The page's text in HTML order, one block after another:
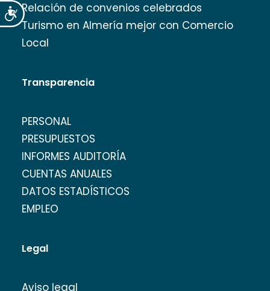
Accesibilidad
Relación de convenios celebrados
Turismo en Almería mejor con Comercio
Local
Transparencia
PERSONAL
PRESUPUESTOS
INFORMES AUDITORÍA
CUENTAS ANUALES
DATOS ESTADÍSTICOS
EMPLEO
Legal
Aviso legal